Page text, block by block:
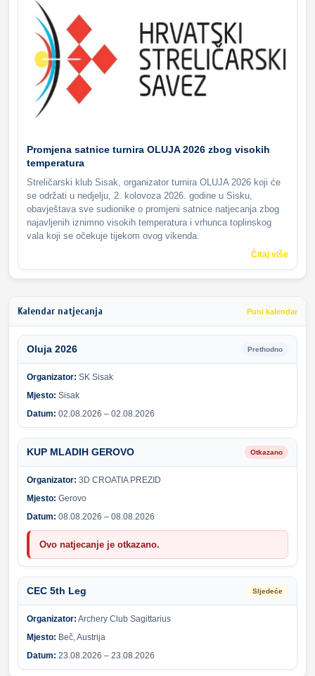
Promjena satnice turnira OLUJA 2026 zbog visokih
temperatura
Streličarski klub Sisak, organizator turnira OLUJA 2026 koji će
se održati u nedjelju, 2. kolovoza 2026. godine u Sisku,
obavještava sve sudionike o promjeni satnice natjecanja zbog
najavljenih iznimno visokih temperatura i vrhunca toplinskog
vala koji se očekuje tijekom ovog vikenda.
Čitaj više
Kalendar natjecanja Puni kalendar
Oluja 2026 Prethodno
Organizator: SK Sisak
Mjesto: Sisak
Datum: 02.08.2026 – 02.08.2026
KUP MLADIH GEROVO Otkazano
Organizator: 3D CROATIA PREZID
Mjesto: Gerovo
Datum: 08.08.2026 – 08.08.2026
Ovo natjecanje je otkazano.
CEC 5th Leg Sljedeće
Organizator: Archery Club Sagittarius
Mjesto: Beč, Austrija
Datum: 23.08.2026 – 23.08.2026